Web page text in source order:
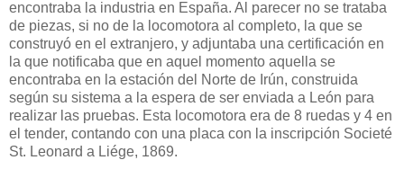
encontraba la industria en España. Al parecer no se trataba
de piezas, si no de la locomotora al completo, la que se
construyó en el extranjero, y adjuntaba una certificación en
la que notificaba que en aquel momento aquella se
encontraba en la estación del Norte de Irún, construida
según su sistema a la espera de ser enviada a León para
realizar las pruebas. Esta locomotora era de 8 ruedas y 4 en
el tender, contando con una placa con la inscripción Societé
St. Leonard a Liége, 1869.